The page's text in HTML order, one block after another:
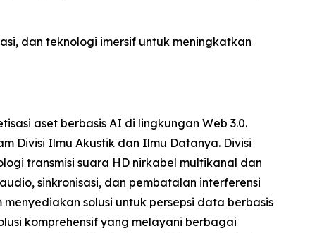
dan teknologi imersif untuk meningkatkan
aset berbasis AI di lingkungan Web 3.0.
Divisi Ilmu Akustik dan Ilmu Datanya. Divisi
transmisi suara HD nirkabel multikanal dan
sinkronisasi, dan pembatalan interferensi
solusi untuk persepsi data berbasis
komprehensif yang melayani berbagai